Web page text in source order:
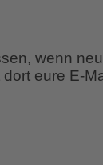
wenn
eure E-